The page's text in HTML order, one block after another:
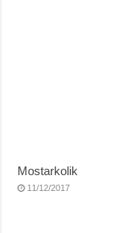
Mostarkolik
11/12/2017